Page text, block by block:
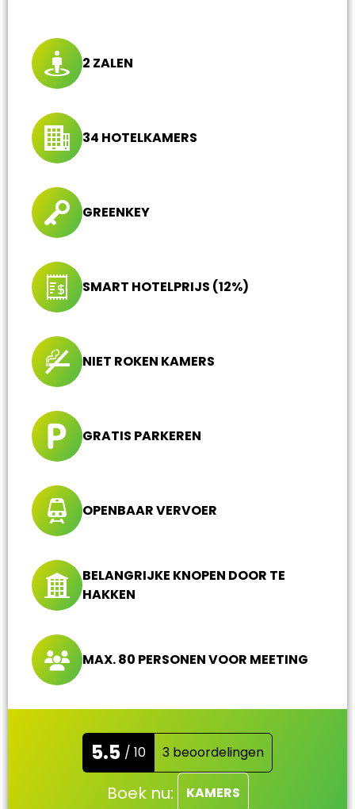
2 ZALEN
34 HOTELKAMERS
GREENKEY
SMART HOTELPRIJS (12%)
NIET ROKEN KAMERS
GRATIS PARKEREN
OPENBAAR VERVOER
BELANGRIJKE KNOPEN DOOR TE
HAKKEN
MAX. 80 PERSONEN VOOR MEETING
5.5 / 10 3 beoordelingen
Boek nu: KAMERS